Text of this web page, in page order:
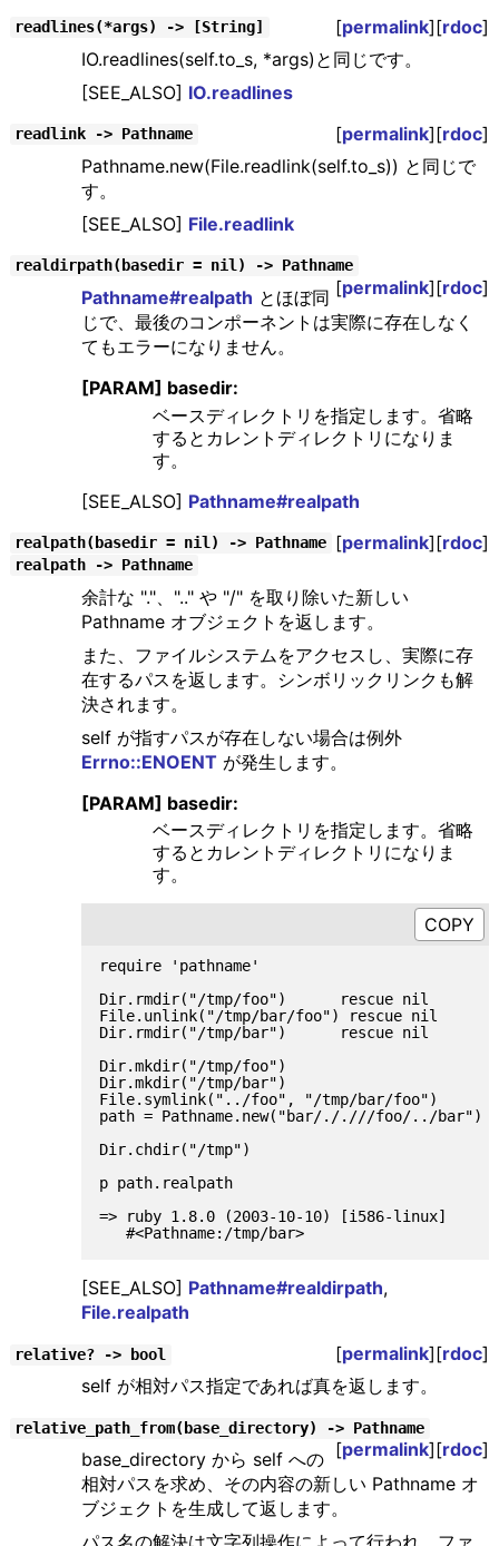
readlines(*args) -> [String] [permalink][rdoc]
IO.readlines(self.to_s, *args)と同じです。
[SEE_ALSO] IO.readlines
readlink -> Pathname [permalink][rdoc]
Pathname.new(File.readlink(self.to_s)) と同じで
す。
[SEE_ALSO] File.readlink
realdirpath(basedir = nil) -> Pathname
[permalink][rdoc]
Pathname#realpath とほぼ同
じで、最後のコンポーネントは実際に存在しなく
てもエラーになりません。
[PARAM] basedir:
ベースディレクトリを指定します。省略
するとカレントディレクトリになりま
す。
[SEE_ALSO] Pathname#realpath
realpath(basedir = nil) -> Pathname [permalink][rdoc]
realpath -> Pathname
余計な "."、".." や "/" を取り除いた新しい
Pathname オブジェクトを返します。
また、ファイルシステムをアクセスし、実際に存
在するパスを返します。シンボリックリンクも解
決されます。
self が指すパスが存在しない場合は例外
Errno::ENOENT が発生します。
[PARAM] basedir:
ベースディレクトリを指定します。省略
するとカレントディレクトリになりま
す。
require 'pathname'
Dir.rmdir("/tmp/foo")      rescue nil
File.unlink("/tmp/bar/foo") rescue nil
Dir.rmdir("/tmp/bar")      rescue nil
Dir.mkdir("/tmp/foo")
Dir.mkdir("/tmp/bar")
File.symlink("../foo", "/tmp/bar/foo")
path = Pathname.new("bar/././//foo/../bar")
Dir.chdir("/tmp")
p path.realpath
=> ruby 1.8.0 (2003-10-10) [i586-linux]
   #<Pathname:/tmp/bar>
[SEE_ALSO] Pathname#realdirpath,
File.realpath
relative? -> bool [permalink][rdoc]
self が相対パス指定であれば真を返します。
relative_path_from(base_directory) -> Pathname
[permalink][rdoc]
base_directory から self への
相対パスを求め、その内容の新しい Pathname オ
ブジェクトを生成して返します。